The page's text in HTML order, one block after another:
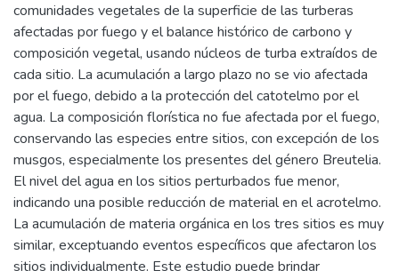
comunidades vegetales de la superficie de las turberas
afectadas por fuego y el balance histórico de carbono y
composición vegetal, usando núcleos de turba extraídos de
cada sitio. La acumulación a largo plazo no se vio afectada
por el fuego, debido a la protección del catotelmo por el
agua. La composición florística no fue afectada por el fuego,
conservando las especies entre sitios, con excepción de los
musgos, especialmente los presentes del género Breutelia.
El nivel del agua en los sitios perturbados fue menor,
indicando una posible reducción de material en el acrotelmo.
La acumulación de materia orgánica en los tres sitios es muy
similar, exceptuando eventos específicos que afectaron los
sitios individualmente. Este estudio puede brindar